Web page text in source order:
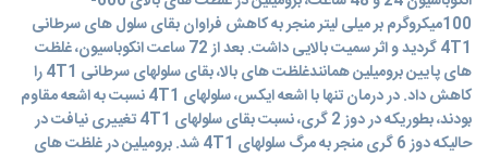
100میکروگرم بر میلی لیتر منجر به کاهش فراوان بقای سلول های سرطانی
4T1 گردید و اثر سمیت بالایی داشت. بعد از 72 ساعت انکوباسیون، غلظت
های پایین برومیلین همانندغلظت های بالا، بقای سلولهای سرطانی 4T1 را
کاهش داد. در درمان تنها با اشعه ایکس، سلولهای 4T1 نسبت به اشعه مقاوم
بودند، بطوریکه در دوز 2 گری، نسبت بقای سلولهای 4T1 تغییری نیافت در
حالیکه دوز 6 گری منجر به مرگ سلولهای 4T1 شد. برومیلین در غلظت های